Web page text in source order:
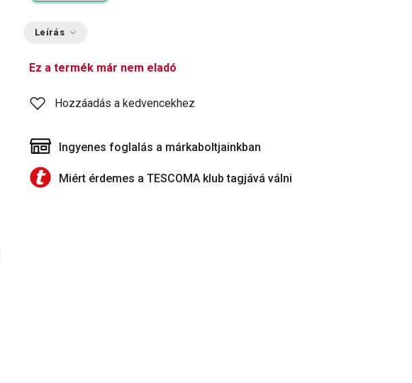
Leírás
Ez a termék már nem eladó
Hozzáadás a kedvencekhez
Ingyenes foglalás a márkaboltjainkban
Miért érdemes a TESCOMA klub tagjává válni